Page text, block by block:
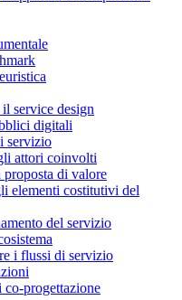
service design
digitali
servizio
attori coinvolti
di valore
elementi costitutivi del
del servizio
i flussi di servizio
progettazione